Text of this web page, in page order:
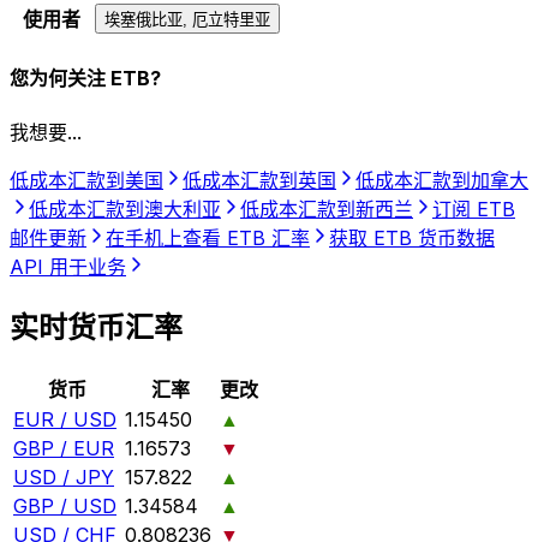
使用者
埃塞俄比亚, 厄立特里亚
您为何关注 ETB?
我想要...
低成本汇款到美国
低成本汇款到英国
低成本汇款到加拿大
低成本汇款到澳大利亚
低成本汇款到新西兰
订阅 ETB
邮件更新
在手机上查看 ETB 汇率
获取 ETB 货币数据
API 用于业务
实时货币汇率
货币 汇率
更改
EUR / USD 1.15450
▲
GBP / EUR 1.16573
▼
USD / JPY 157.822
▲
GBP / USD 1.34584
▲
USD / CHF 0.808236 ▼